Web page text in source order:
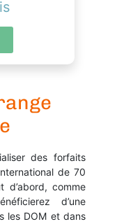
des forfaits
de 70
comme
d’une
les DOM et dans